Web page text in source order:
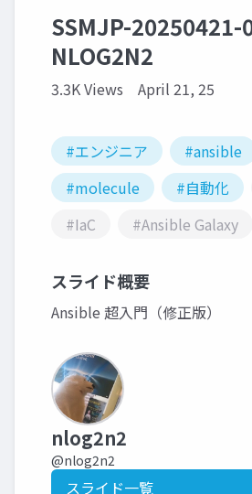
SSMJP-20250421-
NLOG2N2
3.3K Views April 21, 25
#エンジニア
#ansible
#molecule
#自動化
#IaC
#Ansible Galaxy
スライド概要
Ansible 超入門（修正版）
nlog2n2
@nlog2n2
スライド一覧